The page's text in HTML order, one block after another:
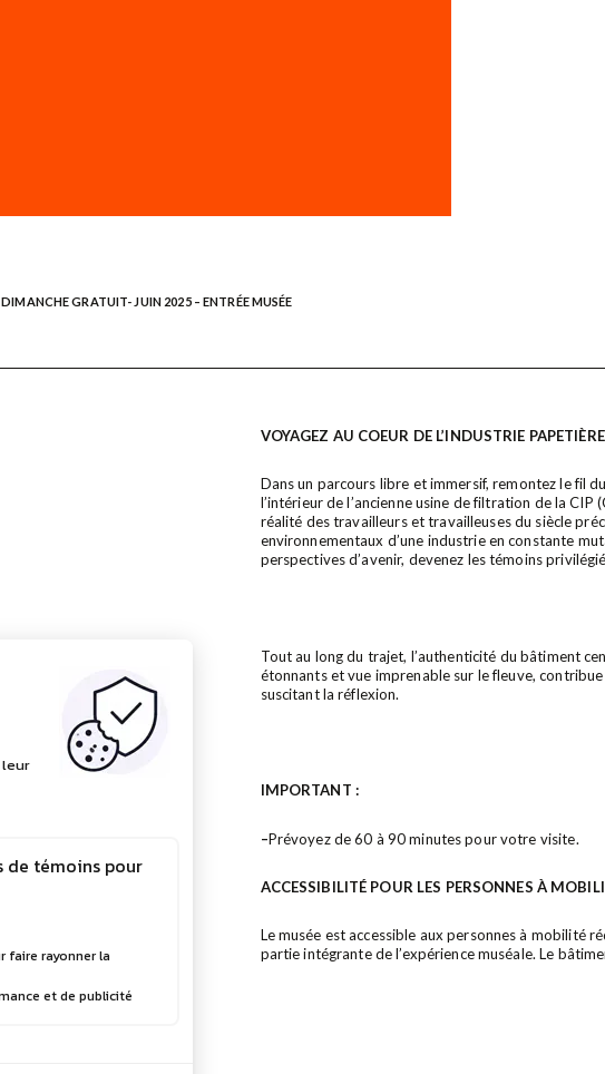
DIMANCHE GRATUIT- JUIN 2025 – ENTRÉE MUSÉE
VOYAGEZ AU COEUR DE L’INDUSTRIE
Dans un parcours libre et immersif, remontez le fil
l’intérieur de l’ancienne usine de filtration de la
réalité des travailleurs et travailleuses du siècle
environnementaux d’une industrie en constante
perspectives d’avenir, devenez les témoins
Tout au long du trajet, l’authenticité du bâtiment
étonnants et vue imprenable sur le fleuve,
suscitant la réflexion.
IMPORTANT :
–Prévoyez de 60 à 90 minutes pour votre visite.
ACCESSIBILITÉ POUR LES PERSONNES À
Le musée est accessible aux personnes à mobilité
partie intégrante de l’expérience muséale. Le